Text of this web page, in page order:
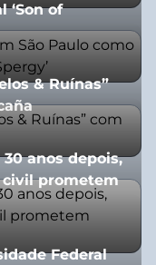
of
& Ruínas”
anos depois,
civil prometem
Federal